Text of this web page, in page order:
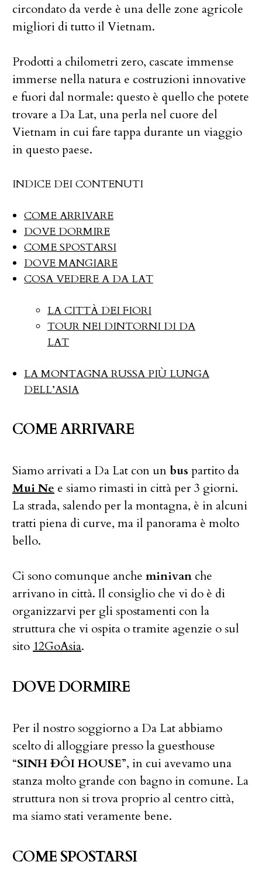
circondato da verde è una delle zone agricole
migliori di tutto il Vietnam.
Prodotti a chilometri zero, cascate immense
immerse nella natura e costruzioni innovative
e fuori dal normale: questo è quello che potete
trovare a Da Lat, una perla nel cuore del
Vietnam in cui fare tappa durante un viaggio
in questo paese.
INDICE DEI CONTENUTI
COME ARRIVARE
DOVE DORMIRE
COME SPOSTARSI
DOVE MANGIARE
COSA VEDERE A DA LAT
LA CITTÀ DEI FIORI
TOUR NEI DINTORNI DI DA
LAT
LA MONTAGNA RUSSA PIÙ LUNGA
DELL’ASIA
COME ARRIVARE
Siamo arrivati a Da Lat con unbus partito da
Mui Ne e siamo rimasti in città per 3 giorni.
La strada, salendo per la montagna, è in alcuni
tratti piena di curve, ma il panorama è molto
bello.
Ci sono comunque anche minivan che
arrivano in città. Il consiglio che vi do è di
organizzarvi per gli spostamenti con la
struttura che vi ospita o tramite agenzie o sul
sito 12GoAsia.
DOVE DORMIRE
Per il nostro soggiorno a Da Lat abbiamo
scelto di alloggiare presso la guesthouse
“SINH ĐÔI HOUSE”, in cui avevamo una
stanza molto grande con bagno in comune. La
struttura non si trova proprio al centro città,
ma siamo stati veramente bene.
COME SPOSTARSI